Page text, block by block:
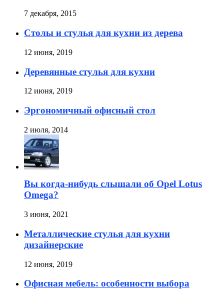
7 декабря, 2015
Столы и стулья для кухни из дерева
12 июня, 2019
Деревянные стулья для кухни
12 июня, 2019
Эргономичный офисный стол
2 июля, 2014
Вы когда-нибудь слышали об Opel Lotus
Omega?
3 июня, 2021
Металлические стулья для кухни
дизайнерские
12 июня, 2019
Офисная мебель: особенности выбора